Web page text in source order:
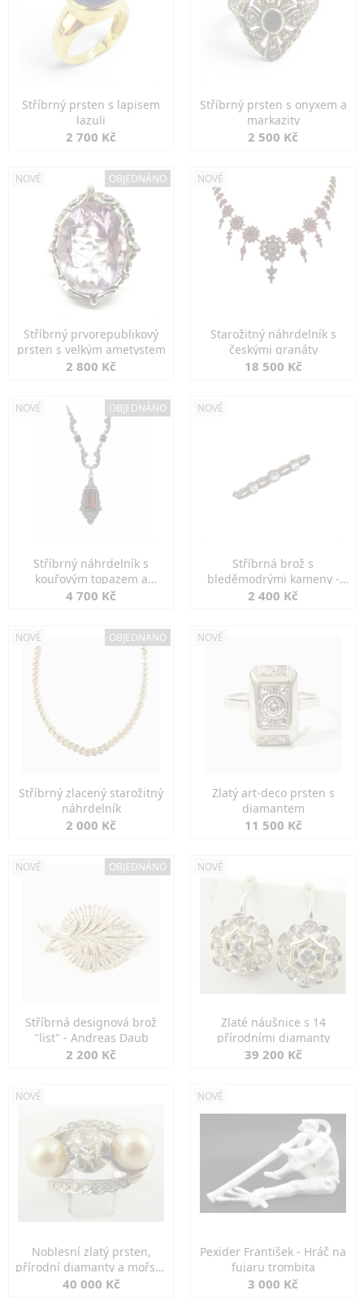
Stříbrný prsten s lapisem
lazuli
2 700 Kč
Stříbrný prsten s onyxem a
markazity
2 500 Kč
NOVÉ OBJEDNÁNO
Stříbrný prvorepublikový
prsten s velkým ametystem
2 800 Kč
NOVÉ
Starožitný náhrdelník s
českými granáty
18 500 Kč
NOVÉ OBJEDNÁNO
Stříbrný náhrdelník s
kouřovým topazem a
markazity
4 700 Kč
NOVÉ
Stříbrná brož s
bleděmodrými kameny -
jemná elegance
2 400 Kč
NOVÉ OBJEDNÁNO
Stříbrný zlacený starožitný
náhrdelník
2 000 Kč
NOVÉ
Zlatý art-deco prsten s
diamantem
11 500 Kč
NOVÉ OBJEDNÁNO
Stříbrná designová brož
"list" - Andreas Daub
2 200 Kč
NOVÉ
Zlaté náušnice s 14
přírodními diamanty
39 200 Kč
NOVÉ
Noblesní zlatý prsten,
přírodní diamanty a mořské
perly
40 000 Kč
NOVÉ
Pexider František - Hráč na
fujaru trombita
3 000 Kč